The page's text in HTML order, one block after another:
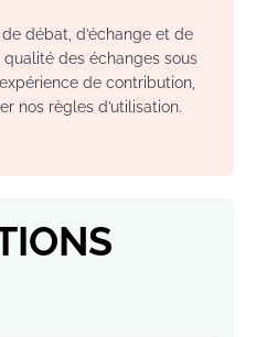
débat, d’échange et de
des échanges sous
de contribution,
nos règles d’utilisation.